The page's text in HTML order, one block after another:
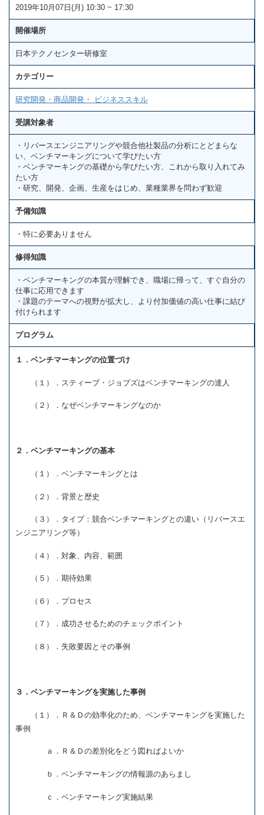
2019年10月07日(月) 10:30 ~ 17:30
開催場所
日本テクノセンター研修室
カテゴリー
研究開発・商品開発・ ビジネススキル
受講対象者
・リバースエンジニアリングや競合他社製品の分析にとどまらな
い、ベンチマーキングについて学びたい方
・ベンチマーキングの基礎から学びたい方、これから取り入れてみ
たい方
・研究、開発、企画、生産をはじめ、業種業界を問わず歓迎
予備知識
・特に必要ありません
修得知識
・ベンチマーキングの本質が理解でき、職場に帰って、すぐ自分の
仕事に応用できます
・課題のテーマへの視野が拡大し、より付加価値の高い仕事に結び
付けられます
プログラム
１．ベンチマーキングの位置づけ
（１）．スティーブ・ジョブズはベンチマーキングの達人
（２）．なぜベンチマーキングなのか
２．ベンチマーキングの基本
（１）．ベンチマーキングとは
（２）．背景と歴史
（３）．タイプ：競合ベンチマーキングとの違い（リバースエ
ンジニアリング等）
（４）．対象、内容、範囲
（５）．期待効果
（６）．プロセス
（７）．成功させるためのチェックポイント
（８）．失敗要因とその事例
３．ベンチマーキングを実施した事例
（１）．Ｒ＆Ｄの効率化のため、ベンチマーキングを実施した
事例
ａ．Ｒ＆Ｄの差別化をどう図ればよいか
ｂ．ベンチマーキングの情報源のあらまし
ｃ．ベンチマーキング実施結果